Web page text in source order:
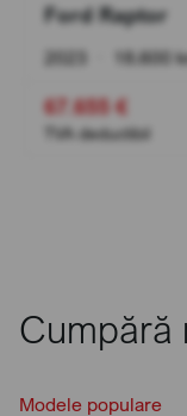
Ford Raptor
2023 18.600
67.655 €
TVA deductibil
Cumpără
Modele populare